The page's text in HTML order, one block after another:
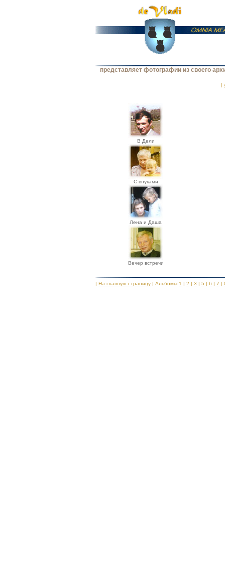
представляет фотографии из своего
|
В Дели
С внуками
Лена и Даша
Вечер встречи
| На главную страницу | Альбомы 1 | 2 | 3 | 5 | 6 | 7 |